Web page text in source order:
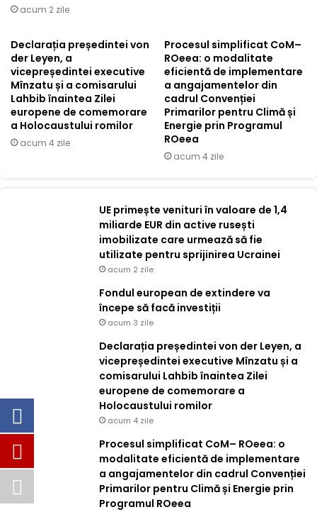
acum 2 zile
Declarația președintei von
der Leyen, a
vicepreședintei executive
Mînzatu și a comisarului
Lahbib înaintea Zilei
europene de comemorare
a Holocaustului romilor
acum 4 zile
Procesul simplificat CoM–
ROeea: o modalitate
eficientă de implementare
a angajamentelor din
cadrul Convenției
Primarilor pentru Climă și
Energie prin Programul
ROeea
acum 4 zile
UE primește venituri în valoare de 1,4
miliarde EUR din active rusești
imobilizate care urmează să fie
utilizate pentru sprijinirea Ucrainei
acum 2 zile
Fondul european de extindere va
începe să facă investiții
acum 3 zile
Declarația președintei von der Leyen, a
vicepreședintei executive Mînzatu și a
comisarului Lahbib înaintea Zilei
europene de comemorare a
Holocaustului romilor
acum 4 zile
Procesul simplificat CoM– ROeea: o
modalitate eficientă de implementare
a angajamentelor din cadrul Convenției
Primarilor pentru Climă și Energie prin
Programul ROeea